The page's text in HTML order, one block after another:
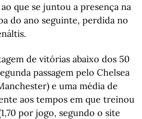
que se juntou a presença na
do ano seguinte, perdida no
de vitórias abaixo dos 50
passagem pelo Chelsea
e uma média de
aos tempos em que treinou
por jogo, segundo o site